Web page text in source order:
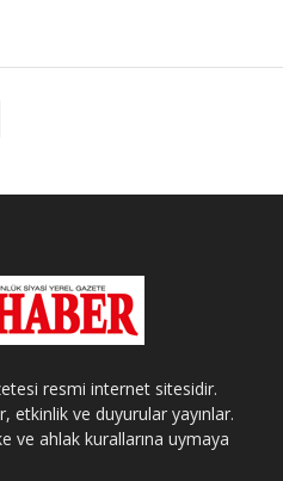
resmi internet sitesidir.
etkinlik ve duyurular yayınlar.
ve ahlak kurallarına uymaya